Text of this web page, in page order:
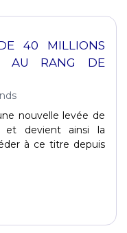
40 MILLIONS
AU RANG DE
nouvelle levée de
et devient ainsi la
à ce titre depuis